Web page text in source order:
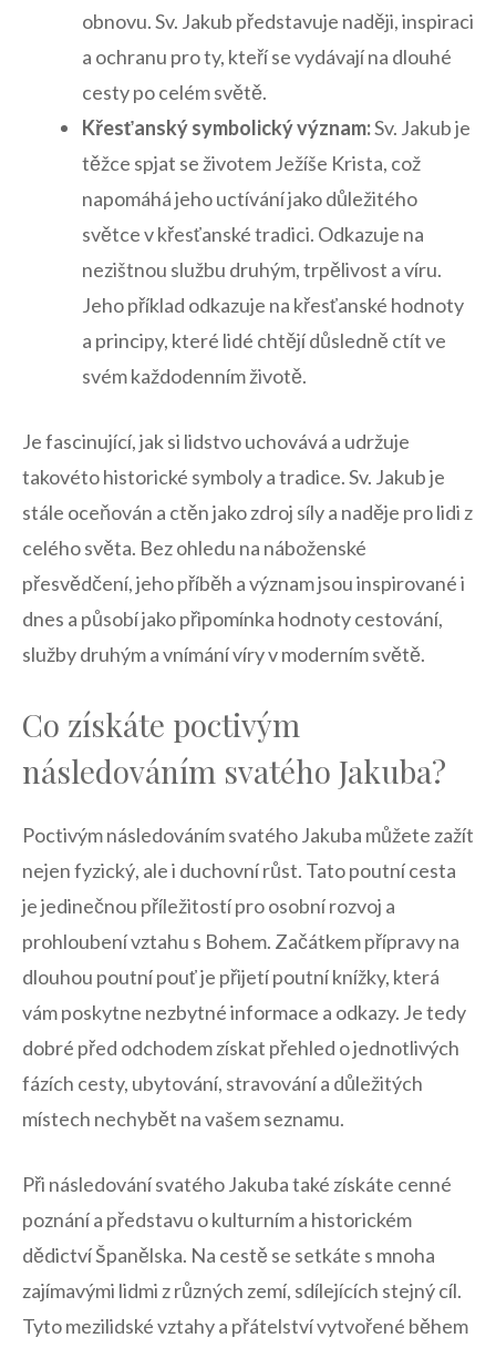
obnovu. Sv. ⁤Jakub představuje naději, inspiraci
a ochranu pro ty, kteří se vydávají na dlouhé
cesty po celém světě.
Křesťanský symbolický‍ význam:Sv. Jakub je
těžce spjat se životem ‌Ježíše Krista, což ​
napomáhá jeho uctívání​ jako důležitého
⁣světce v křesťanské tradici. Odkazuje na
nezištnou službu druhým, ⁣trpělivost a víru.
Jeho příklad odkazuje na ‍křesťanské hodnoty
a principy, které lidé chtějí důsledně ctít⁢ ve
svém každodenním⁣ životě.
Je ⁤fascinující, ⁢jak si⁤ lidstvo uchovává a udržuje
takovéto historické symboly ‌a tradice. ⁢Sv. Jakub je
stále oceňován a ctěn jako zdroj síly a naděje pro lidi z
celého ​světa. Bez ​ohledu na náboženské
přesvědčení, ⁢jeho příběh a⁤ význam jsou inspirované ⁣i
dnes a působí jako připomínka hodnoty cestování,
služby druhým a‌ vnímání víry v moderním ‌světě.
Co získáte poctivým
následováním svatého Jakuba?
Poctivým následováním svatého Jakuba můžete ​zažít
nejen fyzický, ale i duchovní růst. Tato poutní cesta
je jedinečnou příležitostí pro osobní rozvoj a⁣
prohloubení vztahu s⁢ Bohem.⁤ Začátkem přípravy na
dlouhou poutní pouť je přijetí poutní knížky, která
vám poskytne nezbytné ​informace a odkazy. Je tedy
dobré před odchodem získat přehled o jednotlivých
fázích⁣ cesty, ubytování, stravování a důležitých
místech nechybět ‍na vašem seznamu.
Při následování svatého Jakuba také získáte cenné
poznání a představu⁣ o kulturním ⁤a historickém
dědictví ‌Španělska. Na cestě se setkáte s mnoha
zajímavými lidmi z různých zemí, sdílejících stejný cíl.
⁣Tyto ⁣mezilidské ⁤vztahy a přátelství vytvořené během